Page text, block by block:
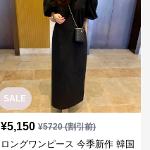
SALE
¥5,150 ¥5720(割引前)
ロングワンピース 今季新作 韓国